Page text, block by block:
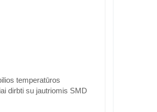
temperatūros
dirbti su jautriomis SMD